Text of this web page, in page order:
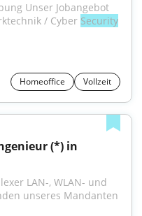
Unser Jobangebot
/ Cyber Security
Homeoffice Vollzeit
LAN-, WLAN- und